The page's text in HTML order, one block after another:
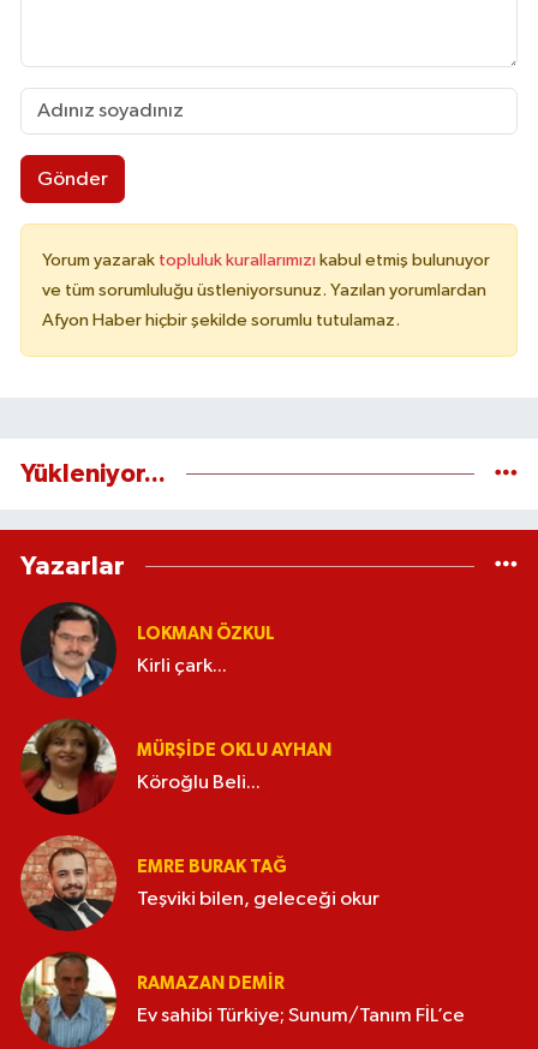
Gönder
Yorum yazarak topluluk kurallarımızı kabul etmiş bulunuyor
ve tüm sorumluluğu üstleniyorsunuz. Yazılan yorumlardan
Afyon Haber hiçbir şekilde sorumlu tutulamaz.
Yükleniyor...
Yazarlar
LOKMAN ÖZKUL
Kirli çark...
MÜRŞIDE OKLU AYHAN
Köroğlu Beli...
EMRE BURAK TAĞ
Teşviki bilen, geleceği okur
RAMAZAN DEMİR
Ev sahibi Türkiye; Sunum/Tanım FİL’ce